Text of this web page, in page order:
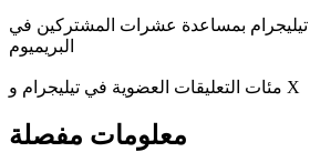
بمساعدة عشرات المشتركين في
البريميوم
مئات التعليقات العضوية في تيليجرام و X
معلومات مفصلة